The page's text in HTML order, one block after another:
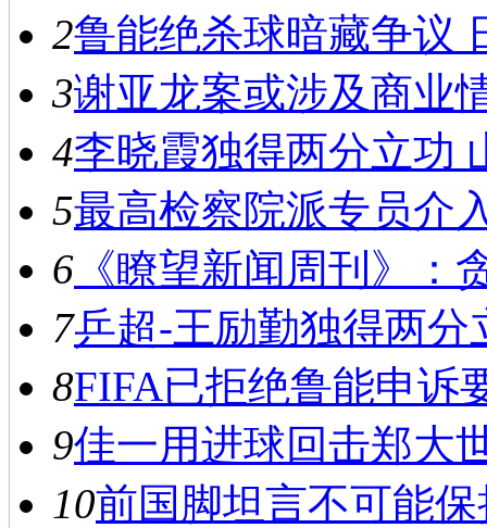
2鲁能绝杀球暗藏争议
3谢亚龙案或涉及商业
4李晓霞独得两分立功
5最高检察院派专员介
6 《瞭望新闻周刊》：
7乒超-王励勤独得两分
8FIFA已拒绝鲁能申诉
9佳一用进球回击郑大
10前国脚坦言不可能